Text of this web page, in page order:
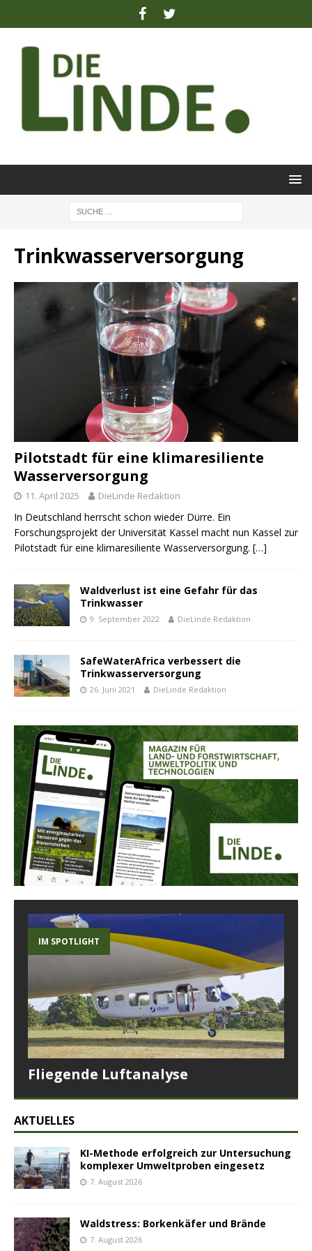
Trinkwasserversorgung
Pilotstadt für eine klimaresiliente
Wasserversorgung
11. April 2025 DieLinde Redaktion
In Deutschland herrscht schon wieder Dürre. Ein
Forschungsprojekt der Universität Kassel macht nun Kassel zur
Pilotstadt für eine klimaresiliente Wasserversorgung. […]
Waldverlust ist eine Gefahr für das
Trinkwasser
9. September 2022 DieLinde Redaktion
SafeWaterAfrica verbessert die
Trinkwasserversorgung
26. Juni 2021 DieLinde Redaktion
IM SPOTLIGHT
Fliegende Luftanalyse
AKTUELLES
KI-Methode erfolgreich zur Untersuchung
komplexer Umweltproben eingesetz
7. August 2026
Waldstress: Borkenkäfer und Brände
7. August 2026